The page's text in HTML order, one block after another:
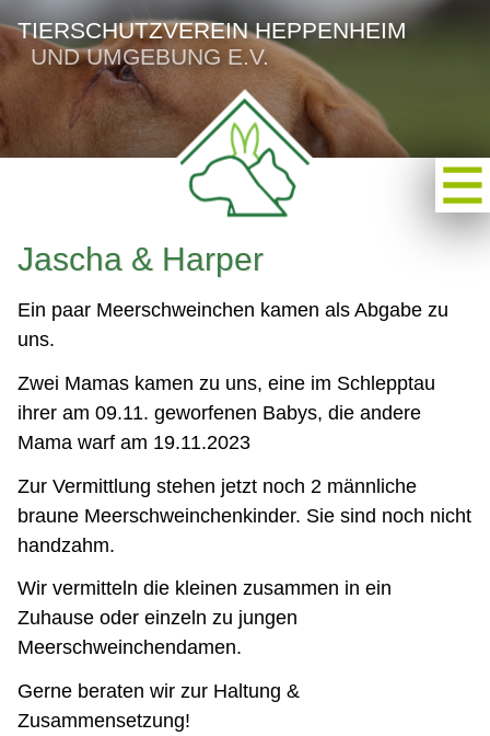
TIERSCHUTZVEREIN HEPPENHEIM
UND UMGEBUNG E.V.
Jascha & Harper
Ein paar Meerschweinchen kamen als Abgabe zu
uns.
Zwei Mamas kamen zu uns, eine im Schlepptau
ihrer am 09.11. geworfenen Babys, die andere
Mama warf am 19.11.2023
Zur Vermittlung stehen jetzt noch 2 männliche
braune Meerschweinchenkinder. Sie sind noch nicht
handzahm.
Wir vermitteln die kleinen zusammen in ein
Zuhause oder einzeln zu jungen
Meerschweinchendamen.
Gerne beraten wir zur Haltung &
Zusammensetzung!